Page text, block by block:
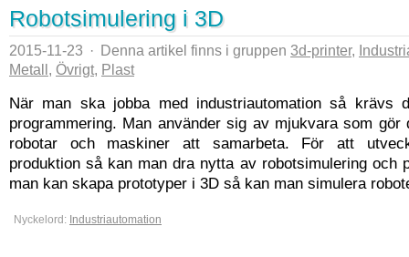
Robotsimulering i 3D
2015-11-23 · Denna artikel finns i gruppen 3d-printer,
Metall, Övrigt, Plast
När man ska jobba med industriautomation så krävs
programmering. Man använder sig av mjukvara som gör
robotar och maskiner att samarbeta. För att
produktion så kan man dra nytta av robotsimulering och
man kan skapa prototyper i 3D så kan man simulera
Nyckelord: Industriautomation